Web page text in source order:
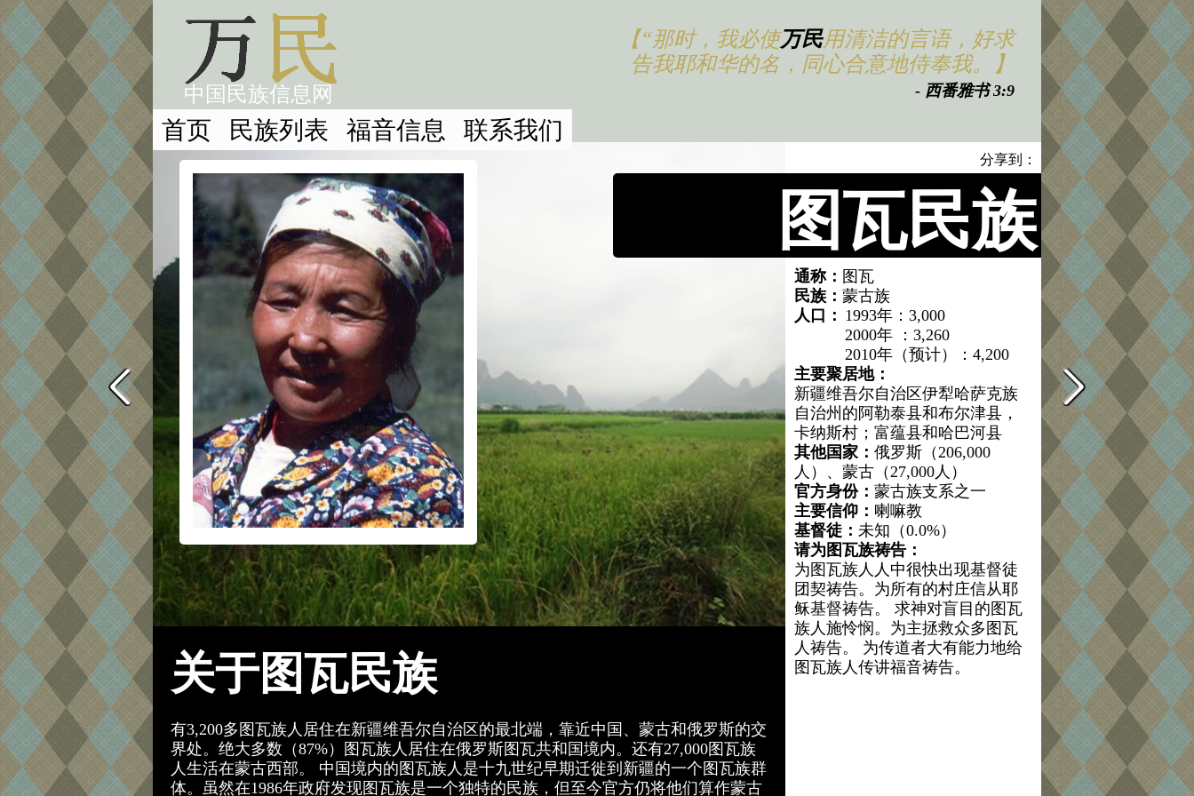
中国民族信息网
首页 民族列表 福音信息 联系我们
【“那时，我必使万民用清洁的言语，好求
告我耶和华的名，同心合意地侍奉我。】
- 西番雅书 3:9
关于图瓦民族
有3,200多图瓦族人居住在新疆维吾尔自治区的最北端，靠近中国、蒙古和俄罗斯的交
界处。绝大多数（87%）图瓦族人居住在俄罗斯图瓦共和国境内。还有27,000图瓦族
人生活在蒙古西部。 中国境内的图瓦族人是十九世纪早期迁徙到新疆的一个图瓦族群
体。虽然在1986年政府发现图瓦族是一个独特的民族，但至今官方仍将他们算作蒙古
分享到：
图瓦民族
通称： 图瓦
民族： 蒙古族
人口： 1993年：3,000
2000年 ：3,260
2010年（预计）：4,200
主要聚居地：
新疆维吾尔自治区伊犁哈萨克族
自治州的阿勒泰县和布尔津县，
卡纳斯村；富蕴县和哈巴河县
其他国家： 俄罗斯（206,000
人）、蒙古（27,000人）
官方身份： 蒙古族支系之一
主要信仰： 喇嘛教
基督徒： 未知（0.0%）
请为图瓦族祷告：
为图瓦族人人中很快出现基督徒
团契祷告。为所有的村庄信从耶
稣基督祷告。 求神对盲目的图瓦
族人施怜悯。为主拯救众多图瓦
人祷告。 为传道者大有能力地给
图瓦族人传讲福音祷告。